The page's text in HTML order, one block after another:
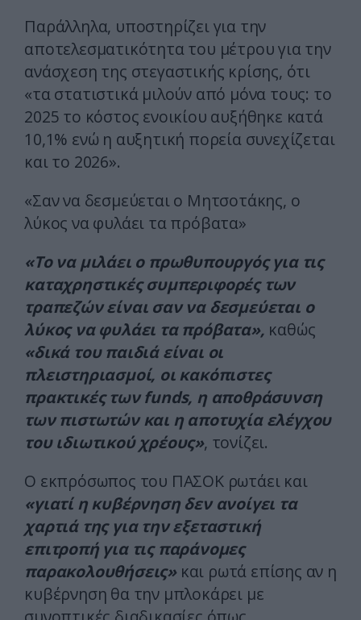
Παράλληλα, υποστηρίζει για την
αποτελεσματικότητα του μέτρου για την
ανάσχεση της στεγαστικής κρίσης, ότι
«τα στατιστικά μιλούν από μόνα τους: το
2025 το κόστος ενοικίου αυξήθηκε κατά
10,1% ενώ η αυξητική πορεία συνεχίζεται
και το 2026».
«Σαν να δεσμεύεται ο Μητσοτάκης, ο
λύκος να φυλάει τα πρόβατα»
«Το να μιλάει ο πρωθυπουργός για τις
καταχρηστικές συμπεριφορές των
τραπεζών είναι σαν να δεσμεύεται ο
λύκος να φυλάει τα πρόβατα», καθώς
«δικά του παιδιά είναι οι
πλειστηριασμοί, οι κακόπιστες
πρακτικές των funds, η αποθράσυνση
των πιστωτών και η αποτυχία ελέγχου
του ιδιωτικού χρέους», τονίζει.
Ο εκπρόσωπος του ΠΑΣΟΚ ρωτάει και
«γιατί η κυβέρνηση δεν ανοίγει τα
χαρτιά της για την εξεταστική
επιτροπή για τις παράνομες
παρακολουθήσεις»και ρωτά επίσης αν η
κυβέρνηση θα την μπλοκάρει με